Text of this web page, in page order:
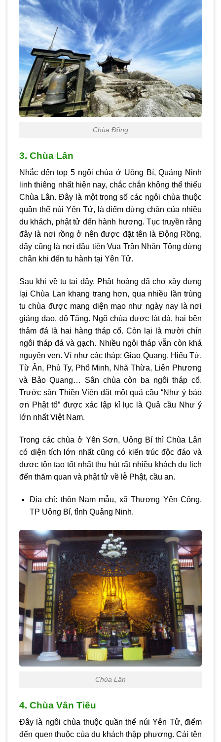
Chùa Đồng
3. Chùa Lân
Nhắc đến top 5 ngôi chùa ở Uông Bí, Quảng Ninh
linh thiêng nhất hiện nay, chắc chắn không thể thiếu
Chùa Lân. Đây là một trong số các ngôi chùa thuộc
quần thể núi Yên Tử, là điểm dừng chân của nhiều
du khách, phật tử đến hành hương. Tục truyền rằng
đây là nơi rồng ở nên được đặt tên là Động Rồng,
đây cũng là nơi đầu tiên Vua Trần Nhân Tông dừng
chân khi đến tu hành tại Yên Tử.
Sau khi về tu tại đây, Phật hoàng đã cho xây dựng
lại Chùa Lan khang trang hơn, qua nhiều lần trùng
tu chùa được mang diện mạo như ngày nay là nơi
giảng đạo, độ Tăng. Ngõ chùa được lát đá, hai bên
thảm đá là hai hàng tháp cổ. Còn lại là mười chín
ngôi tháp đá và gạch. Nhiều ngôi tháp vẫn còn khá
nguyên vẹn. Ví như các tháp: Giao Quang, Hiếu Từ,
Từ Ân, Phù Ty, Phổ Minh, Nhã Thừa, Liên Phương
và Bảo Quang… Sân chùa còn ba ngôi tháp cổ.
Trước sân Thiền Viện đặt một quả cầu “Như ý báo
ơn Phật tổ” được xác lập kỉ lục là Quả cầu Như ý
lớn nhất Việt Nam.
Trong các chùa ở Yên Sơn, Uông Bí thì Chùa Lân
có diện tích lớn nhất cũng có kiến trúc độc đáo và
được tôn tạo tốt nhất thu hút rất nhiều khách du lịch
đến thăm quan và phật tử về lễ Phật, cầu an.
Địa chỉ: thôn Nam mẫu, xã Thượng Yên Công,
TP Uông Bí, tỉnh Quảng Ninh.
Chùa Lân
4. Chùa Vân Tiêu
Đây là ngôi chùa thuộc quần thể núi Yên Tử, điểm
đến quen thuộc của du khách thập phương. Cái tên